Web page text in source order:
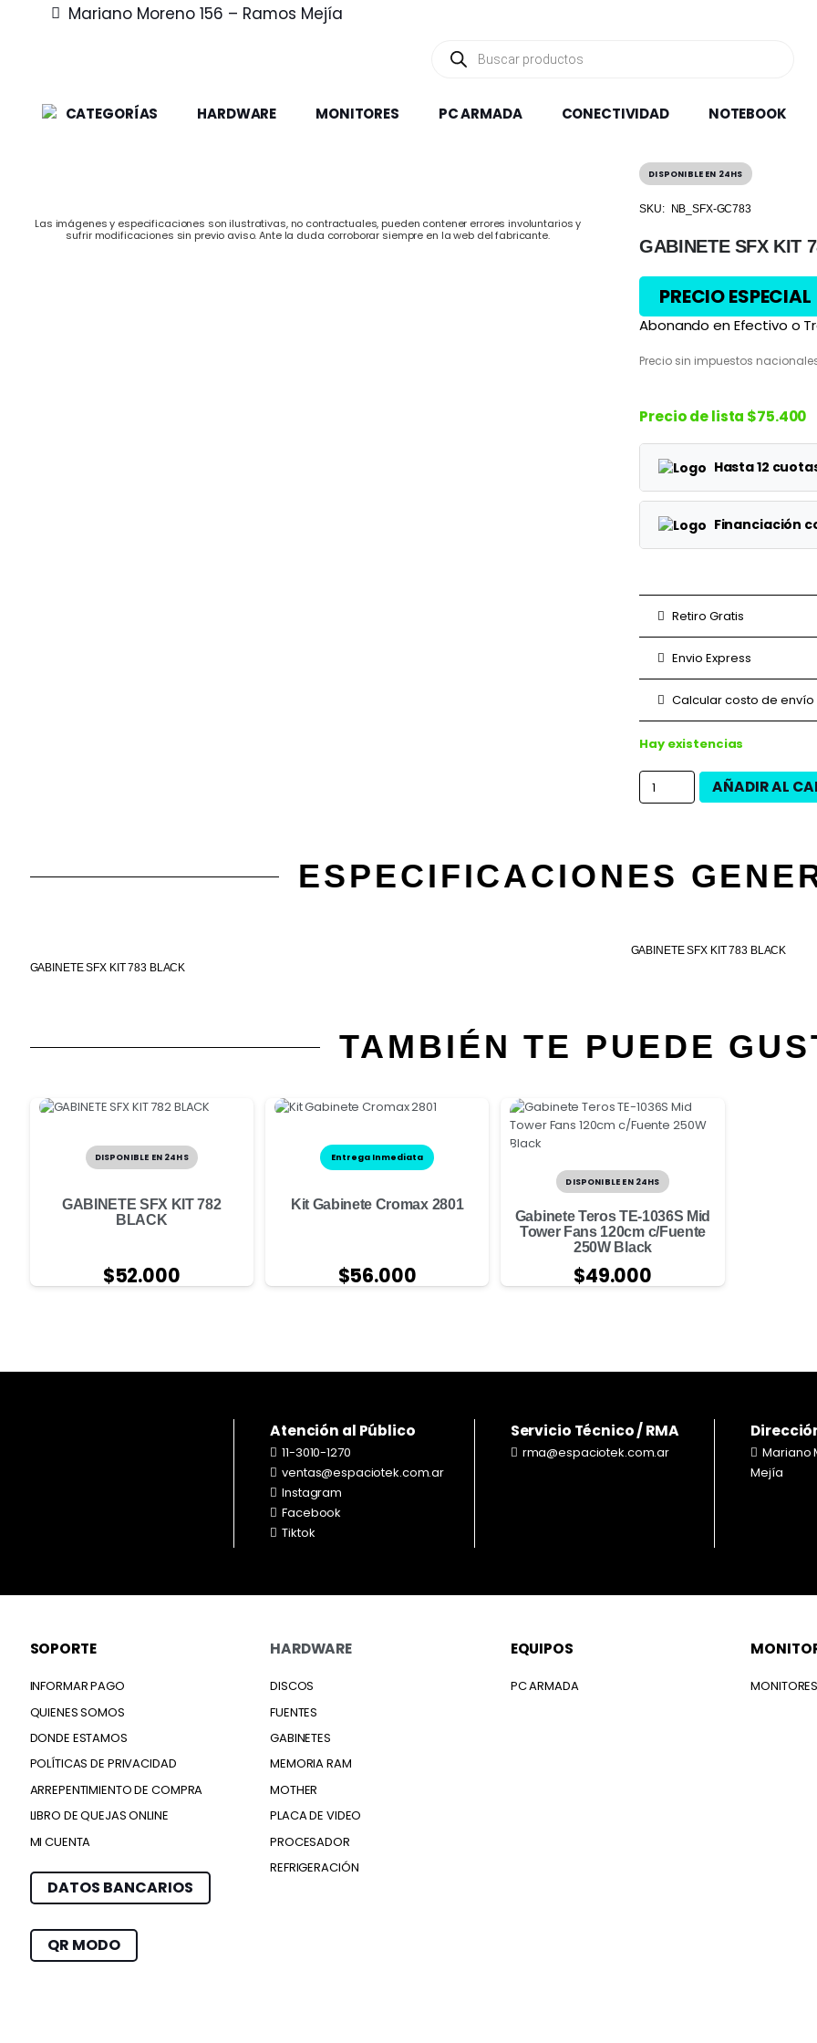
Mariano Moreno 156 – Ramos Mejía
productos
CATEGORÍAS HARDWARE MONITORES PC ARMADA CONECTIVIDAD NOTEBOOK
Las imágenes y especificaciones son ilustrativas, no contractuales, pueden contener errores involuntarios y
sufrir modificaciones sin previo aviso. Ante la duda corroborar siempre en la web del fabricante.
DISPONIBLE EN 24HS
SKU: NB_SFX-GC783
GABINETE SFX KIT
PRECIO ESPECIAL
Abonando en Efectivo o
Precio sin impuestos
Precio de lista $75.400
Hasta 12
Planes
3 cuotas
6 cuotas
12 cuotas
Financiación
3 cuotas
6 cuotas
9 cuotas
Retiro Gratis
Envio Express
Calcular costo de envío
Hay existencias
AÑADIR AL
ESPECIFICACIONES
GABINETE SFX KIT 783 BLACK
GABINETE SFX KIT 783 BLACK
TAMBIÉN TE PUEDE
DISPONIBLE EN 24HS
GABINETE SFX KIT 782
BLACK
$52.000
Entrega Inmediata
Kit Gabinete Cromax 2801
$56.000
DISPONIBLE EN 24HS
Gabinete Teros TE-1036S Mid
Tower Fans 120cm c/Fuente
250W Black
$49.000
Atención al Público
11-3010-1270
ventas@espaciotek.com.ar
Instagram
Facebook
Tiktok
Servicio Técnico / RMA
rma@espaciotek.com.ar
Mariano
Mejía
SOPORTE
INFORMAR PAGO
QUIENES SOMOS
DONDE ESTAMOS
POLÍTICAS DE PRIVACIDAD
ARREPENTIMIENTO DE COMPRA
LIBRO DE QUEJAS ONLINE
MI CUENTA
DATOS BANCARIOS
QR MODO
HARDWARE
DISCOS
FUENTES
GABINETES
MEMORIA RAM
MOTHER
PLACA DE VIDEO
PROCESADOR
REFRIGERACIÓN
EQUIPOS
PC ARMADA MONITORES